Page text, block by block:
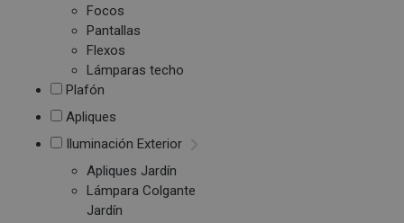
Focos
Pantallas
Flexos
Lámparas techo
Plafón
Apliques
Iluminación Exterior
Apliques Jardín
Lámpara Colgante
Jardín